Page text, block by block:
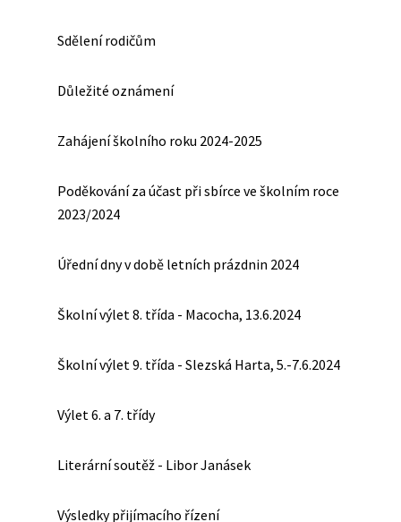
Sdělení rodičům
Důležité oznámení
Zahájení školního roku 2024-2025
Poděkování za účast při sbírce ve školním roce
2023/2024
Úřední dny v době letních prázdnin 2024
Školní výlet 8. třída - Macocha, 13.6.2024
Školní výlet 9. třída - Slezská Harta, 5.-7.6.2024
Výlet 6. a 7. třídy
Literární soutěž - Libor Janásek
Výsledky přijímacího řízení